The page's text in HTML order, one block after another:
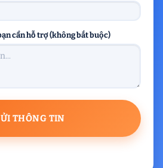
cần hỗ trợ (không bắt buộc)